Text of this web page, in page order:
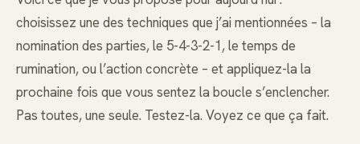
choisissez une des techniques que j’ai mentionnées – la
nomination des parties, le 5-4-3-2-1, le temps de
rumination, ou l’action concrète – et appliquez-la la
prochaine fois que vous sentez la boucle s’enclencher.
Pas toutes, une seule. Testez-la. Voyez ce que ça fait.